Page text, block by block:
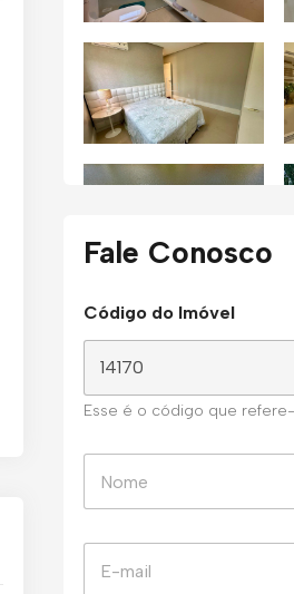
Fale Conosco
Código do Imóvel
Esse é o código que